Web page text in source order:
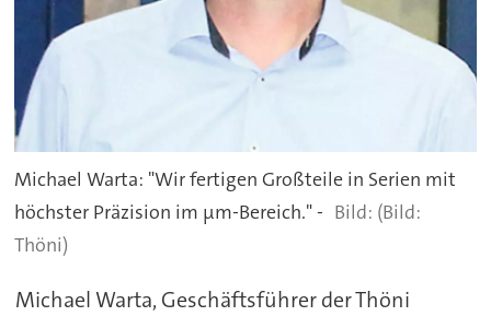
Michael Warta: "Wir fertigen Großteile in Serien mit
höchster Präzision im µm-Bereich." -
(Bild:
Thöni)
Michael Warta, Geschäftsführer der Thöni